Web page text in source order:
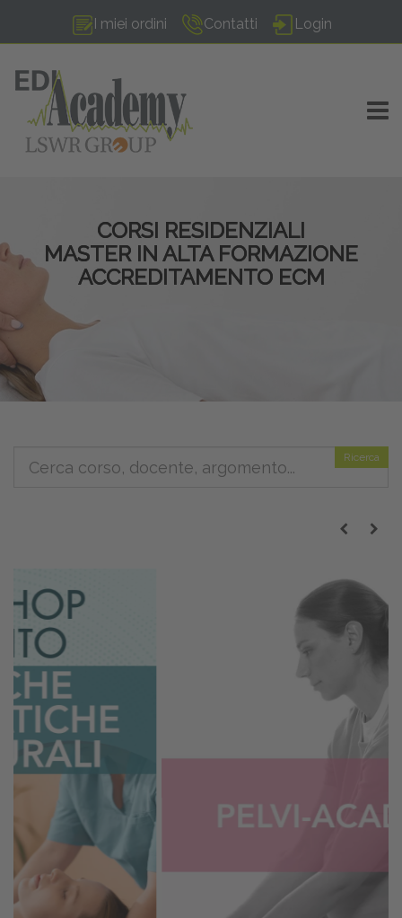
I miei ordini Contatti Login
CORSI RESIDENZIALI
MASTER IN ALTA FORMAZIONE
ACCREDITAMENTO ECM
Ricerca